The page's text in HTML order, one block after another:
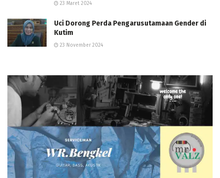
23 Maret 2024
Uci Dorong Perda Pengarusutamaan Gender di
Kutim
23 November 2024